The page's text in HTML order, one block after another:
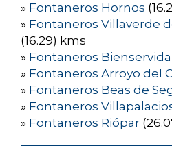
» Fontaneros Hornos
» Fontaneros Villaverde
(16.29) kms
» Fontaneros Bienservida
» Fontaneros Arroyo del
» Fontaneros Beas de
» Fontaneros
» Fontaneros Riópar